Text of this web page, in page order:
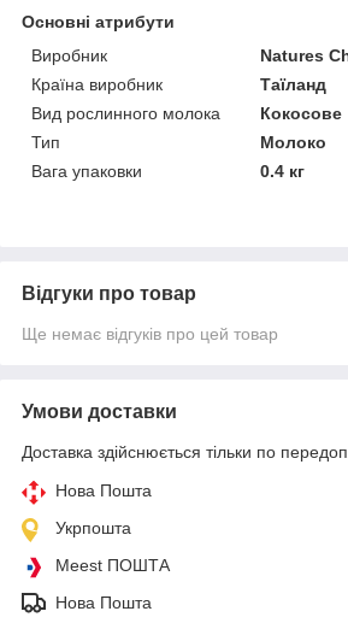
Основні атрибути
Виробник
Natures
Країна виробник
Таїланд
Вид рослинного молока
Кокосове
Тип
Молоко
Вага упаковки
0.4 кг
Відгуки про товар
Ще немає відгуків про цей товар
Умови доставки
Доставка здійснюється тільки по
Нова Пошта
Укрпошта
Meest ПОШТА
Нова Пошта